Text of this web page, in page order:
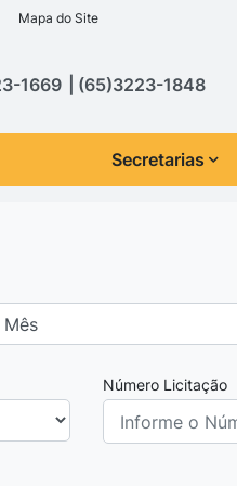
Mapa do Site
1669 (65)3223-1848
Secretarias
Número Licitação